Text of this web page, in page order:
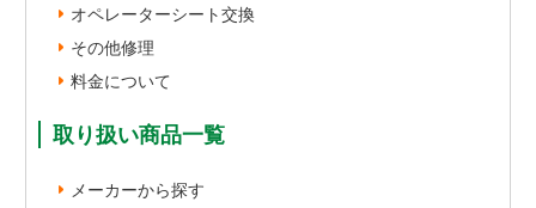
オペレーターシート交換
その他修理
料金について
取り扱い商品一覧
メーカーから探す